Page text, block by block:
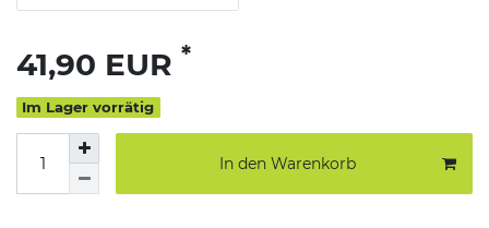
41,90 EUR *
Im Lager vorrätig
In den Warenkorb